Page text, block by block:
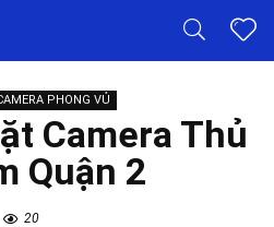
PHONG VỦ
Camera Thủ
Quận 2
20